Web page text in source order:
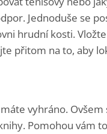
Jednoduše se
hrudní kosti.
přitom na to, aby
vyhráno.
Pomohou vám